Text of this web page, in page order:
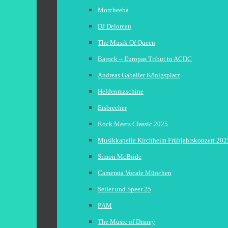
Morcheeba
DJ Delorean
The Musik Of Queen
Barock – Europas Tribut to ACDC
Andreas Gabalier Königsplatz
Heldenmaschine
Eisbrecher
Rock Meets Classic 2025
Musikkapelle Kirchheim Frühjahrskonzert
Simon McBride
Camerata Vocale München
Seiler und Speer 25
PÄM
The Music of Disney